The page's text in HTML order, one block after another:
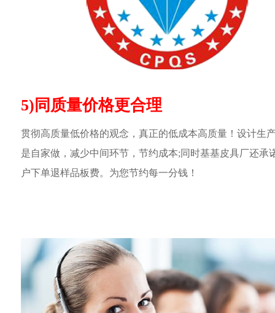
5)同质量价格更合理
贯彻高质量低价格的观念，真正的低成本高质量！设计生
是自家做，减少中间环节，节约成本;同时基基皮具厂还承
户下单退样品板费。为您节约每一分钱！